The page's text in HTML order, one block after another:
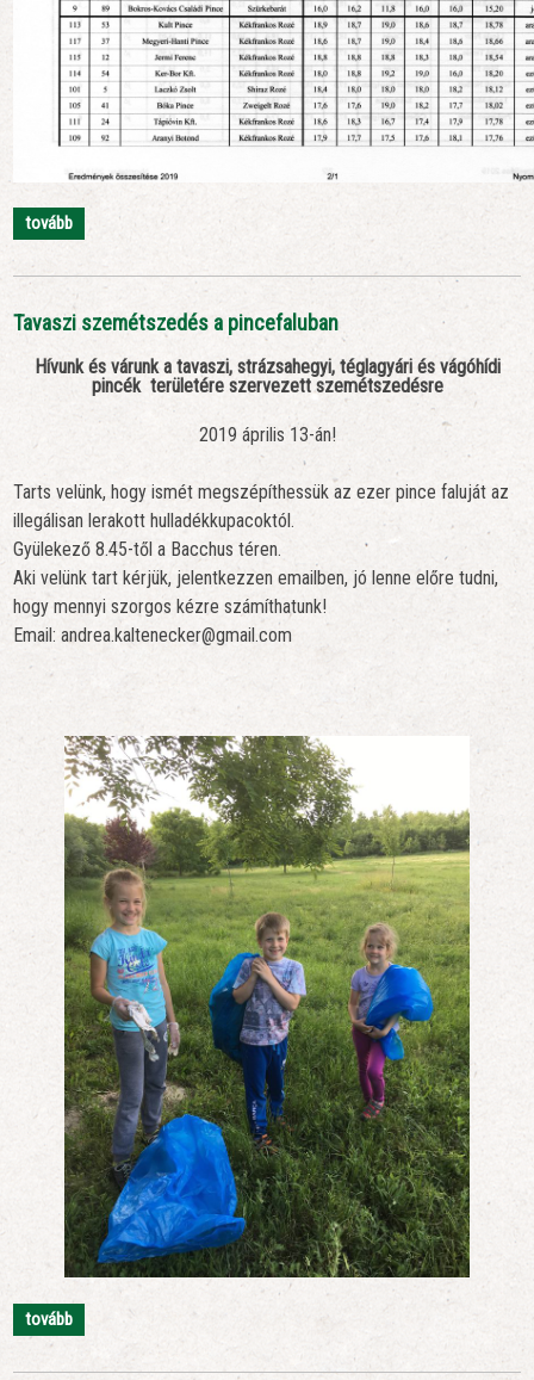
tovább
Tavaszi szemétszedés a pincefaluban
Hívunk és várunk a tavaszi, strázsahegyi, téglagyári és vágóhídi
pincék területére szervezett szemétszedésre
2019 április 13-án!
Tarts velünk, hogy ismét megszépíthessük az ezer pince faluját az
illegálisan lerakott hulladékkupacoktól.
Gyülekező 8.45-től a Bacchus téren.
Aki velünk tart kérjük, jelentkezzen emailben, jó lenne előre tudni,
hogy mennyi szorgos kézre számíthatunk!
Email: andrea.kaltenecker@gmail.com
tovább